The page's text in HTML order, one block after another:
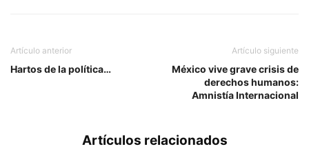
Artículo anterior
Hartos de la política…
Artículo siguiente
México vive grave crisis de
derechos humanos:
Amnistía Internacional
Artículos relacionados